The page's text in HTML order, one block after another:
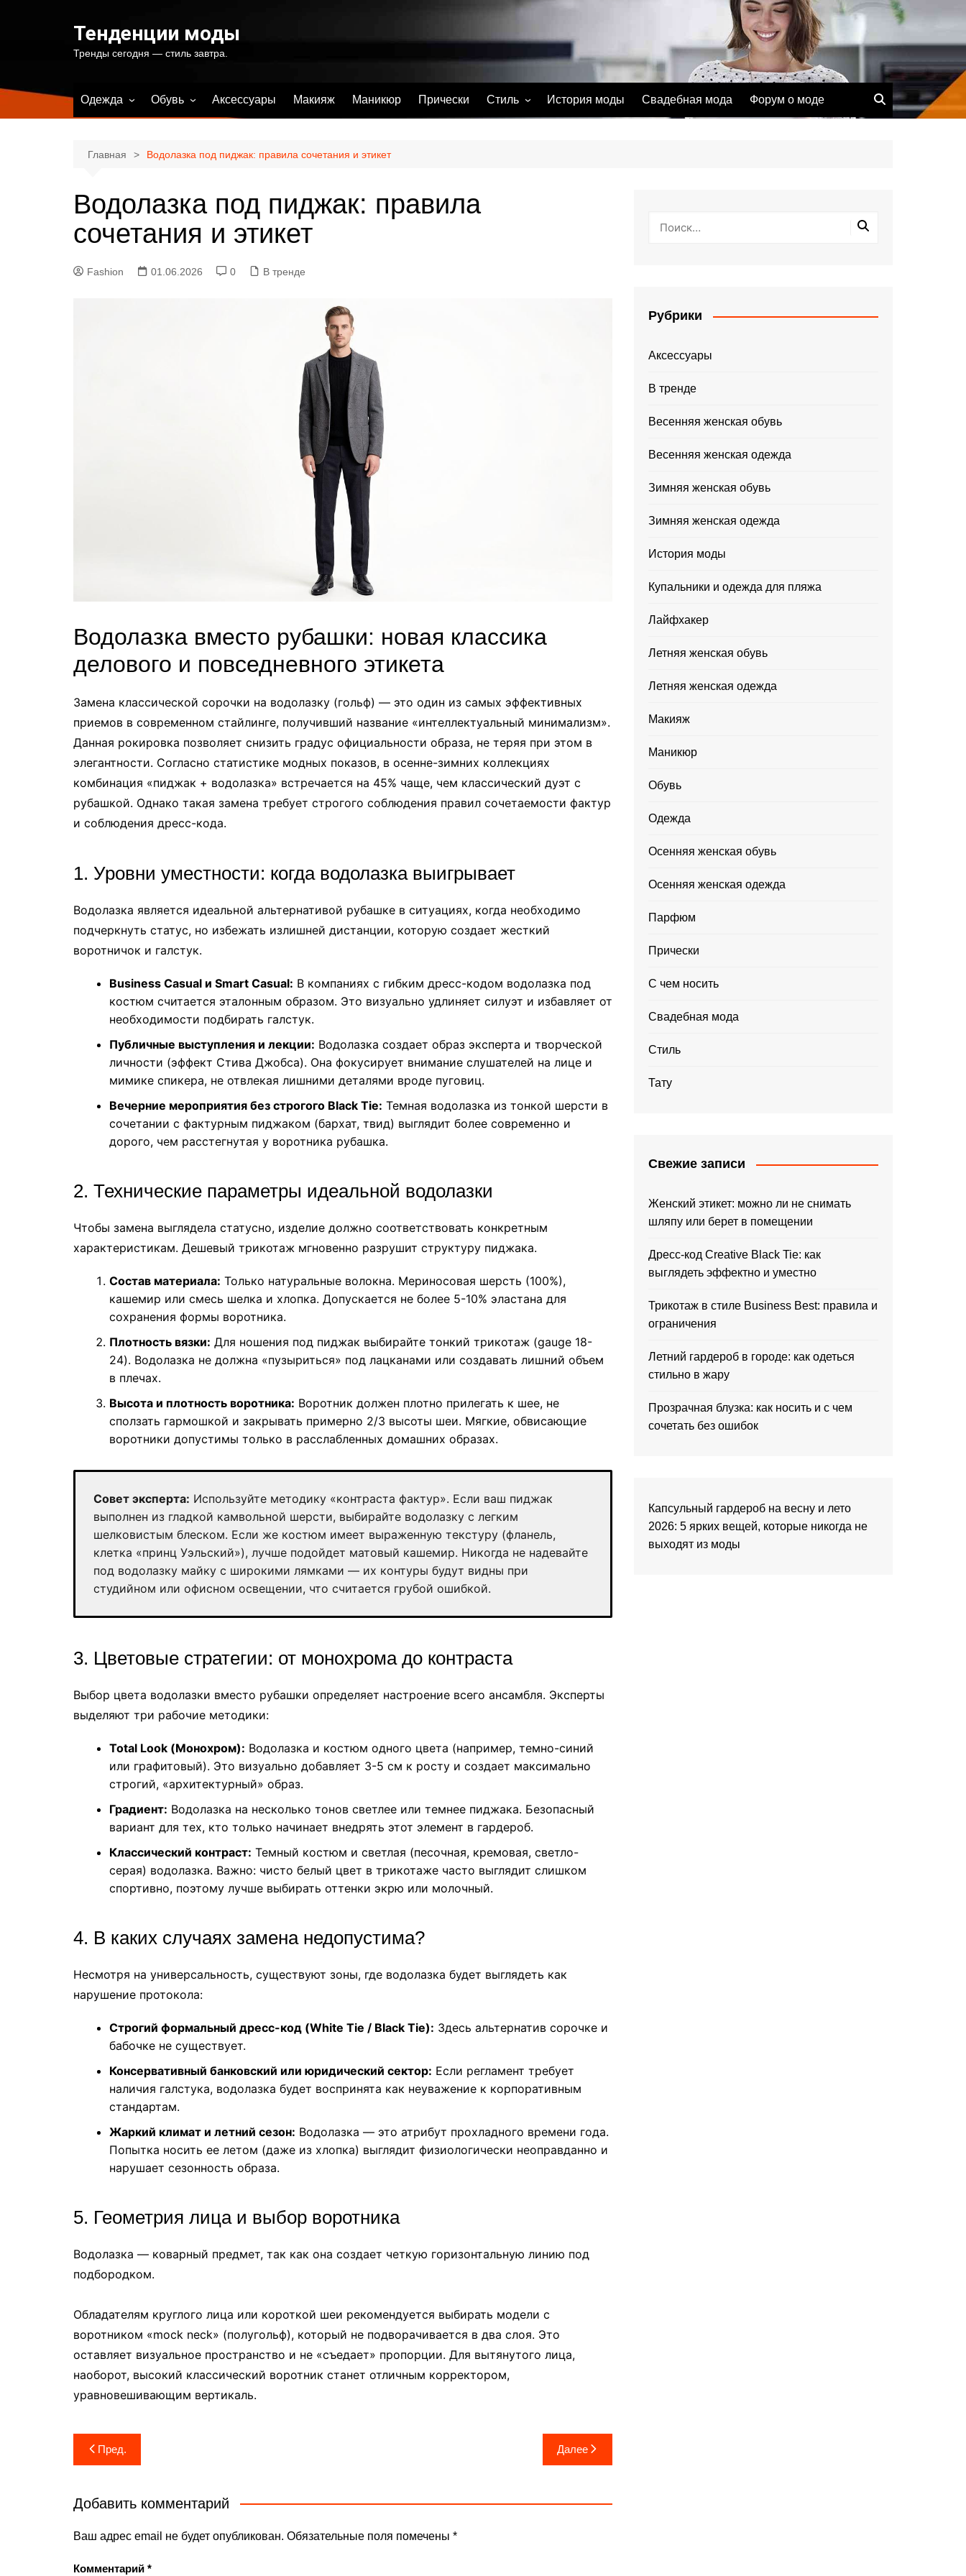
Тенденции моды
Тренды сегодня — стиль завтра.
Одежда
Летняя женская одежда
Зимняя женская одежда
пляжа
Обувь
Летняя женская обувь
Зимняя женская обувь
Аксессуары Макияж Маникюр Прически Стиль История моды Свадебная мода Форум о моде
Главная Водолазка под пиджак: правила сочетания и этикет
Водолазка под пиджак: правила
сочетания и этикет
Fashion 01.06.2026 0 В тренде
Водолазка вместо рубашки: новая классика
делового и повседневного этикета
Замена классической сорочки на водолазку (гольф) — это один из самых эффективных
приемов в современном стайлинге, получивший название «интеллектуальный минимализм».
Данная рокировка позволяет снизить градус официальности образа, не теряя при этом в
элегантности. Согласно статистике модных показов, в осенне-зимних коллекциях
комбинация «пиджак + водолазка» встречается на 45% чаще, чем классический дуэт с
рубашкой. Однако такая замена требует строгого соблюдения правил сочетаемости фактур
и соблюдения дресс-кода.
1. Уровни уместности: когда водолазка выигрывает
Водолазка является идеальной альтернативой рубашке в ситуациях, когда необходимо
подчеркнуть статус, но избежать излишней дистанции, которую создает жесткий
воротничок и галстук.
Business Casual и Smart Casual: В компаниях с гибким дресс-кодом водолазка под
костюм считается эталонным образом. Это визуально удлиняет силуэт и избавляет от
необходимости подбирать галстук.
Публичные выступления и лекции: Водолазка создает образ эксперта и творческой
личности (эффект Стива Джобса). Она фокусирует внимание слушателей на лице и
мимике спикера, не отвлекая лишними деталями вроде пуговиц.
Вечерние мероприятия без строгого Black Tie: Темная водолазка из тонкой шерсти в
сочетании с фактурным пиджаком (бархат, твид) выглядит более современно и
дорого, чем расстегнутая у воротника рубашка.
2. Технические параметры идеальной водолазки
Чтобы замена выглядела статусно, изделие должно соответствовать конкретным
характеристикам. Дешевый трикотаж мгновенно разрушит структуру пиджака.
Состав материала: Только натуральные волокна. Мериносовая шерсть (100%),
кашемир или смесь шелка и хлопка. Допускается не более 5-10% эластана для
сохранения формы воротника.
Плотность вязки: Для ношения под пиджак выбирайте тонкий трикотаж (gauge 18-
24). Водолазка не должна «пузыриться» под лацканами или создавать лишний объем
в плечах.
Высота и плотность воротника: Воротник должен плотно прилегать к шее, не
сползать гармошкой и закрывать примерно 2/3 высоты шеи. Мягкие, обвисающие
воротники допустимы только в расслабленных домашних образах.
Совет эксперта: Используйте методику «контраста фактур». Если ваш пиджак
выполнен из гладкой камвольной шерсти, выбирайте водолазку с легким
шелковистым блеском. Если же костюм имеет выраженную текстуру (фланель,
клетка «принц Уэльский»), лучше подойдет матовый кашемир. Никогда не надевайте
под водолазку майку с широкими лямками — их контуры будут видны при
студийном или офисном освещении, что считается грубой ошибкой.
3. Цветовые стратегии: от монохрома до контраста
Выбор цвета водолазки вместо рубашки определяет настроение всего ансамбля. Эксперты
выделяют три рабочие методики:
Total Look (Монохром): Водолазка и костюм одного цвета (например, темно-синий
или графитовый). Это визуально добавляет 3-5 см к росту и создает максимально
строгий, «архитектурный» образ.
Градиент: Водолазка на несколько тонов светлее или темнее пиджака. Безопасный
вариант для тех, кто только начинает внедрять этот элемент в гардероб.
Классический контраст: Темный костюм и светлая (песочная, кремовая, светло-
серая) водолазка. Важно: чисто белый цвет в трикотаже часто выглядит слишком
спортивно, поэтому лучше выбирать оттенки экрю или молочный.
4. В каких случаях замена недопустима?
Несмотря на универсальность, существуют зоны, где водолазка будет выглядеть как
нарушение протокола:
Строгий формальный дресс-код (White Tie / Black Tie): Здесь альтернатив сорочке и
бабочке не существует.
Консервативный банковский или юридический сектор: Если регламент требует
наличия галстука, водолазка будет воспринята как неуважение к корпоративным
стандартам.
Жаркий климат и летний сезон: Водолазка — это атрибут прохладного времени года.
Попытка носить ее летом (даже из хлопка) выглядит физиологически неоправданно и
нарушает сезонность образа.
5. Геометрия лица и выбор воротника
Водолазка — коварный предмет, так как она создает четкую горизонтальную линию под
подбородком.
Обладателям круглого лица или короткой шеи рекомендуется выбирать модели с
воротником «mock neck» (полугольф), который не подворачивается в два слоя. Это
оставляет визуальное пространство и не «съедает» пропорции. Для вытянутого лица,
наоборот, высокий классический воротник станет отличным корректором,
уравновешивающим вертикаль.
Навигация
по
записям
Пред. Далее
Добавить комментарий
Ваш адрес email не будет опубликован. Обязательные поля помечены *
Комментарий *
Рубрики
Аксессуары
В тренде
Весенняя женская обувь
Весенняя женская одежда
Зимняя женская обувь
Зимняя женская одежда
История моды
Купальники и одежда для пляжа
Лайфхакер
Летняя женская обувь
Летняя женская одежда
Макияж
Маникюр
Обувь
Одежда
Осенняя женская обувь
Осенняя женская одежда
Парфюм
Прически
С чем носить
Свадебная мода
Стиль
Тату
Свежие записи
Женский этикет: можно ли не снимать
шляпу или берет в помещении
Дресс-код Creative Black Tie: как
выглядеть эффектно и уместно
Трикотаж в стиле Business Best: правила и
ограничения
Летний гардероб в городе: как одеться
стильно в жару
Прозрачная блузка: как носить и с чем
сочетать без ошибок
Капсульный гардероб на весну и лето
2026: 5 ярких вещей, которые никогда не
выходят из моды